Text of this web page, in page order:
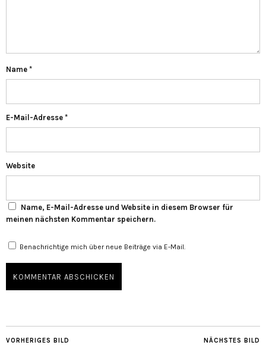
Name *
E-Mail-Adresse *
Website
Name, E-Mail-Adresse und Website in diesem Browser für
meinen nächsten Kommentar speichern.
Benachrichtige mich über neue Beiträge via E-Mail.
NÄCHSTES BILD
VORHERIGES BILD